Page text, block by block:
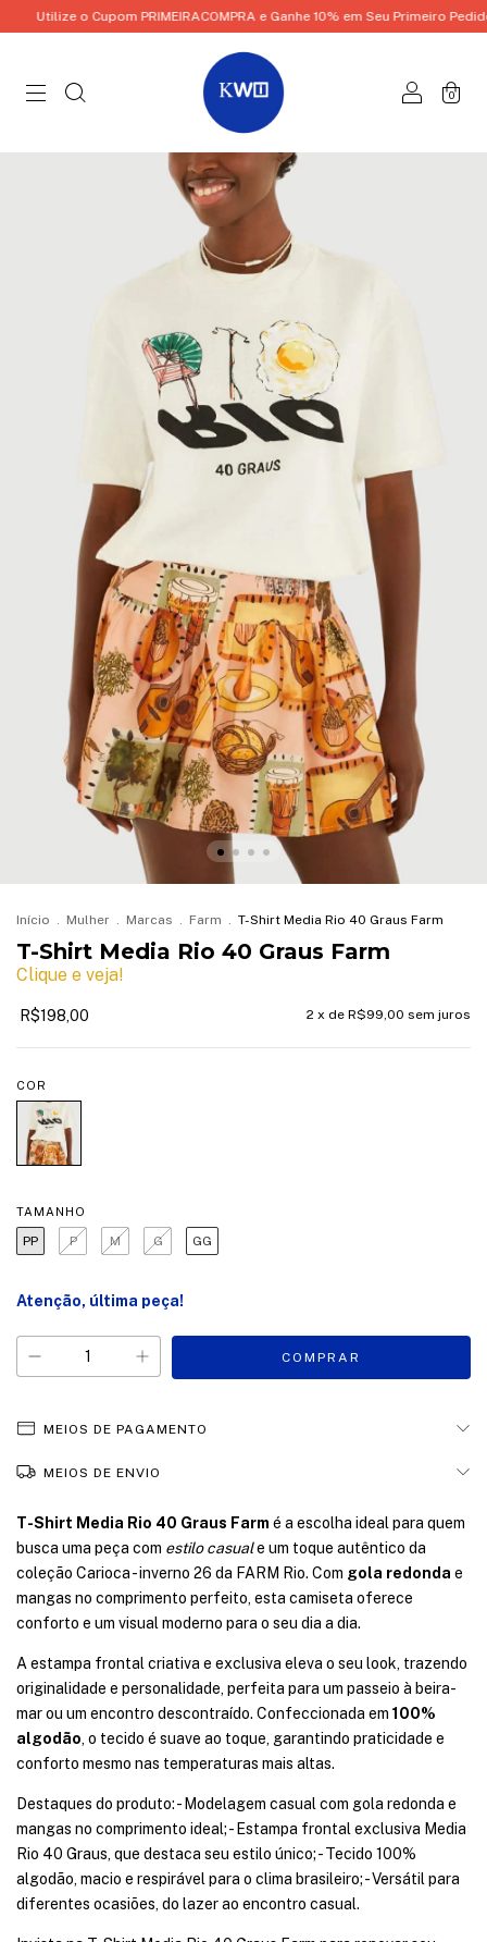
Utilize o Cupom PRIMEIRACOMPRA e Ganhe 10% em Seu Primeiro Pedido!
0
Início . Mulher . Marcas . Farm . T-Shirt Media Rio 40 Graus Farm
T-Shirt Media Rio 40 Graus Farm
Clique e veja!
R$198,00 2 x de R$99,00 sem juros
COR
TAMANHO
PP P M G GG
Atenção, última peça!
MEIOS DE PAGAMENTO
MEIOS DE ENVIO
T-Shirt Media Rio 40 Graus Farm é a escolha ideal para quem
busca uma peça com estilo casuale um toque autêntico da
coleção Carioca - inverno 26 da FARM Rio. Com gola redonda e
mangas no comprimento perfeito, esta camiseta oferece
conforto e um visual moderno para o seu dia a dia.
A estampa frontal criativa e exclusiva eleva o seu look, trazendo
originalidade e personalidade, perfeita para um passeio à beira-
mar ou um encontro descontraído. Confeccionada em 100%
algodão, o tecido é suave ao toque, garantindo praticidade e
conforto mesmo nas temperaturas mais altas.
Destaques do produto: - Modelagem casual com gola redonda e
mangas no comprimento ideal; - Estampa frontal exclusiva Media
Rio 40 Graus, que destaca seu estilo único; - Tecido 100%
algodão, macio e respirável para o clima brasileiro; - Versátil para
diferentes ocasiões, do lazer ao encontro casual.